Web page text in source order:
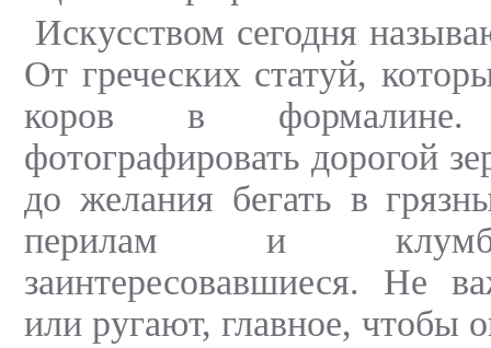
Искусством сегодня
От греческих статуй,
коров в
фотографировать дорогой
до желания бегать в
перилам и
заинтересовавшиеся. Не
или ругают, главное, чтобы